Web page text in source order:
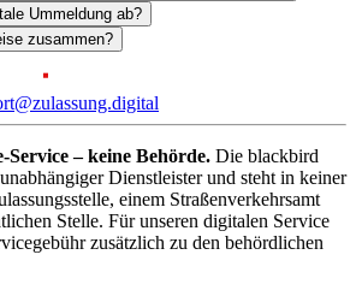
Ummeldung ab?
zusammen?
– keine Behörde. Die blackbird
Dienstleister und steht in keiner
einem Straßenverkehrsamt
Stelle. Für unseren digitalen Service
zusätzlich zu den behördlichen